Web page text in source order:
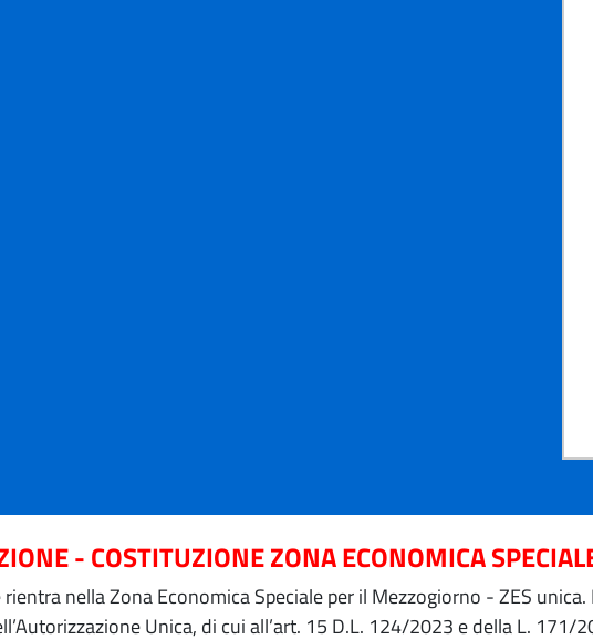
- COSTITUZIONE ZONA ECONOMICA
nella Zona Economica Speciale per il Mezzogiorno - ZES
Unica, di cui all’art. 15 D.L. 124/2023 e della L.